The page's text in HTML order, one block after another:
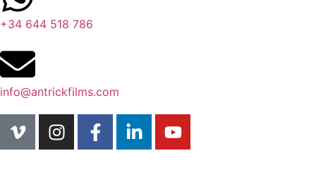
+34 644 518 786
info@antrickfilms.com